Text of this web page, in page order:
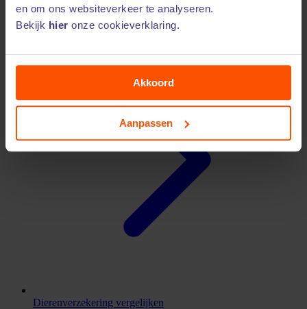
en om ons websiteverkeer te analyseren.
Bekijk hier onze cookieverklaring.
Akkoord
Aanpassen
Kittenverzekering vergelijken
Dierenverzekering vergelijken